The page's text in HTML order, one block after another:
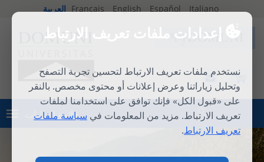
إعدادات ملفات تعريف الارتباط
نستخدم ملفات تعريف الارتباط لتحسين تجربة التصفح
وتحليل زياراتنا وعرض إعلانات أو محتوى مخصص. بالنقر
على «قبول الكل» فإنك توافق على استخدامنا لملفات
تعريف الارتباط. مزيد من المعلومات في سياسة ملفات
تعريف الارتباط.
Français English Español Italiano العربية
قائمة الطلبات تسجيل الدخول